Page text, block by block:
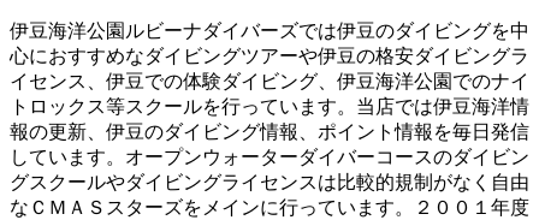
伊豆海洋公園ルビーナダイバーズでは伊豆のダイビングを中
心におすすめなダイビングツアーや伊豆の格安ダイビングラ
イセンス、伊豆での体験ダイビング、伊豆海洋公園でのナイ
トロックス等スクールを行っています。当店では伊豆海洋情
報の更新、伊豆のダイビング情報、ポイント情報を毎日発信
しています。オープンウォーターダイバーコースのダイビン
グスクールやダイビングライセンスは比較的規制がなく自由
なＣＭＡＳスターズをメインに行っています。２００１年度